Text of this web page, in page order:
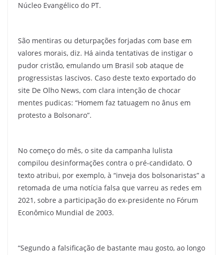
Núcleo Evangélico do PT.
São mentiras ou deturpações forjadas com base em
valores morais, diz. Há ainda tentativas de instigar o
pudor cristão, emulando um Brasil sob ataque de
progressistas lascivos. Caso deste texto exportado do
site De Olho News, com clara intenção de chocar
mentes pudicas: “Homem faz tatuagem no ânus em
protesto a Bolsonaro”.
No começo do mês, o site da campanha lulista
compilou desinformações contra o pré-candidato. O
texto atribui, por exemplo, à “inveja dos bolsonaristas” a
retomada de uma notícia falsa que varreu as redes em
2021, sobre a participação do ex-presidente no Fórum
Econômico Mundial de 2003.
“Segundo a falsificação de bastante mau gosto, ao longo